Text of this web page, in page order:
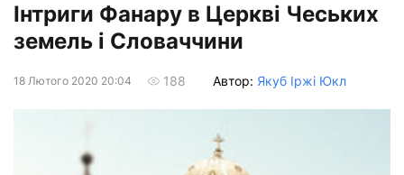
Інтриги Фанару в Церкві Чеських
земель і Словаччини
18 Лютого 2020 20:04 188 Автор: Якуб Іржі Юкл